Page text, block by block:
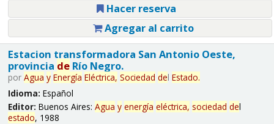
Hacer reserva
Agregar al carrito
Estacion transformadora San Antonio Oeste,
provincia deRío Negro.
por Agua y Energía Eléctrica, Sociedad del Estado.
Idioma: Español
Editor: Buenos Aires: Agua y energía eléctrica, sociedad del
estado, 1988